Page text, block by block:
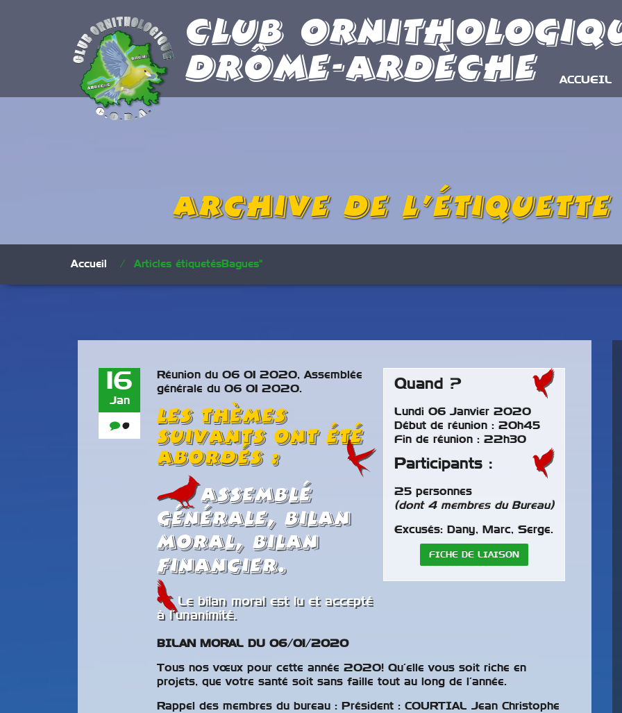
Club
Drôme-Ardèche
ACCUEIL
Archive de l’étiquette
Accueil / Articles étiquetésBagues"
16
Jan
0
Quand ?
Lundi 06 Janvier 2020
Début de réunion : 20h45
Fin de réunion : 22h30
Participants :
25 personnes
(dont 4 membres du Bureau)
Excusés: Dany, Marc, Serge.
FICHE DE LIAISON
Réunion du 06 01 2020, Assemblée
générale du 06 01 2020.
Les thèmes
suivants ont été
abordés :
Assemblé
générale, Bilan
moral, Bilan
Financier.
Le bilan moral est lu et accepté
à l’unanimité.
BILAN MORAL DU 06/01/2020
Tous nos vœux pour cette année 2020! Qu’elle vous soit riche en
projets, que votre santé soit sans faille tout au long de l’année.
Rappel des membres du bureau : Président : COURTIAL Jean Christophe
27 et 28 septembre
2025
Le parc des perroquets à
Rétrospective de 40 ans